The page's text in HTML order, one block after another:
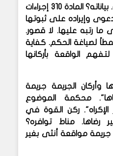
حكم الإدانة. بياناته؟ المادة 310 إجراءات
وإيراده على ثبوتها
ما رتبه عليها. لا قصور.
لصياغة الحكم. كفاية
الواقعة بأركانها
جريمة
محكمة الموضوع
ركن القوة في
رضاها. مناط توافره؟
مواقعة أنثى بغير